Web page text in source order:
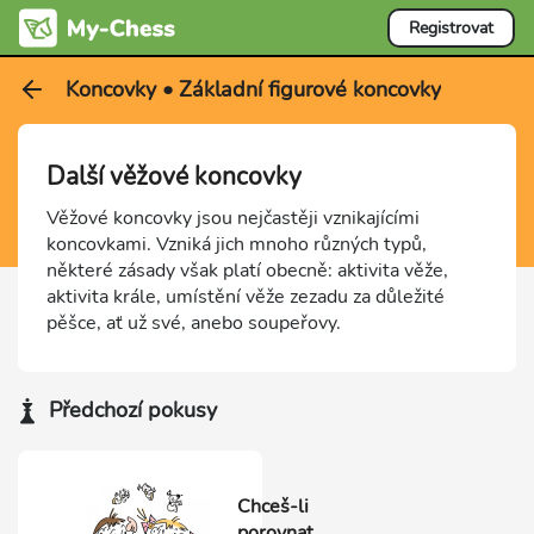
Registrovat
Koncovky • Základní figurové koncovky
Další věžové koncovky
Věžové koncovky jsou nejčastěji vznikajícími
koncovkami. Vzniká jich mnoho různých typů,
některé zásady však platí obecně: aktivita věže,
aktivita krále, umístění věže zezadu za důležité
pěšce, ať už své, anebo soupeřovy.
Předchozí pokusy
Chceš-li